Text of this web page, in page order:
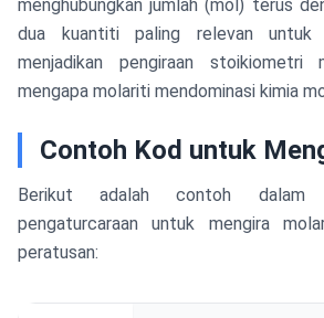
menghubungkan jumlah (mol) terus
dua kuantiti paling relevan untuk
menjadikan pengiraan stoikiometri
mengapa molariti mendominasi kimia
Contoh Kod untuk
Berikut adalah contoh dalam
pengaturcaraan untuk mengira
peratusan: